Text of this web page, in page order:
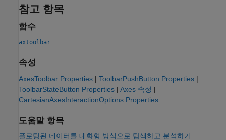
참고 항목
함수
axtoolbar
속성
AxesToolbar Properties | ToolbarPushButton Properties |
ToolbarStateButton Properties | Axes 속성 |
CartesianAxesInteractionOptions Properties
도움말 항목
플로팅된 데이터를 대화형 방식으로 탐색하고 분석하기